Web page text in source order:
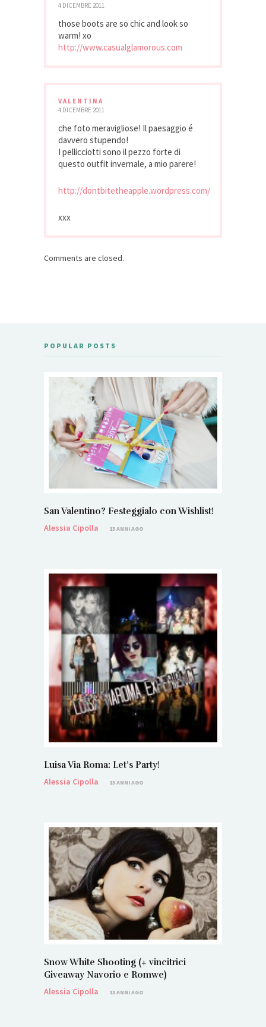
4 DICEMBRE 2011
those boots are so chic and look so
warm! xo
http://www.casualglamorous.com
VALENTINA
4 DICEMBRE 2011
che foto meravigliose! Il paesaggio é
davvero stupendo!
I pellicciotti sono il pezzo forte di
questo outfit invernale, a mio parere!
http://dontbitetheapple.wordpress.com/
xxx
Comments are closed.
POPULAR POSTS
San Valentino? Festeggialo con Wishlist!
Alessia Cipolla
13 ANNI AGO
Luisa Via Roma: Let’s Party!
Alessia Cipolla
13 ANNI AGO
Snow White Shooting (+ vincitrici
Giveaway Navorio e Romwe)
Alessia Cipolla
13 ANNI AGO